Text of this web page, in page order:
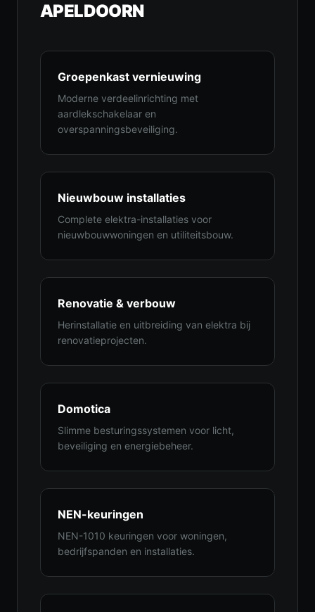
APELDOORN
Groepenkast vernieuwing
Moderne verdeelinrichting met
aardlekschakelaar en
overspanningsbeveiliging.
Nieuwbouw installaties
Complete elektra-installaties voor
nieuwbouwwoningen en utiliteitsbouw.
Renovatie & verbouw
Herinstallatie en uitbreiding van elektra bij
renovatieprojecten.
Domotica
Slimme besturingssystemen voor licht,
beveiliging en energiebeheer.
NEN-keuringen
NEN-1010 keuringen voor woningen,
bedrijfspanden en installaties.